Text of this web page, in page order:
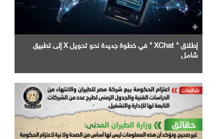
إطلاق " XChat " في خطوة جديدة نحو تحويل X إلى تطبيق
شامل